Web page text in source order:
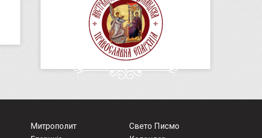
Митрополит
Свето Писмо